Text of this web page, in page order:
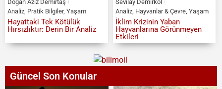
Doğan Aziz Demirtaş
Analiz, Pratik Bilgiler, Yaşam
Hayattaki Tek Kötülük
Hırsızlıktır: Derin Bir Analiz
Sevilay Demirkol
Analiz, Hayvanlar & Çevre, Yaşam
İklim Krizinin Yaban
Hayvanlarına Görünmeyen
Etkileri
Güncel Son Konular